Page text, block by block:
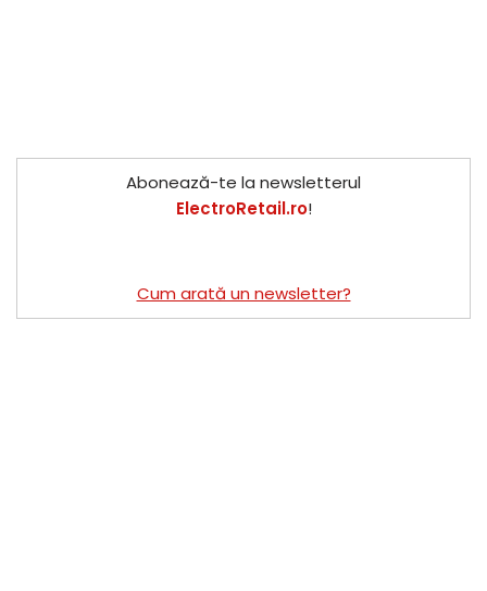
Abonează-te la newsletterul
ElectroRetail.ro!
Cum arată un newsletter?